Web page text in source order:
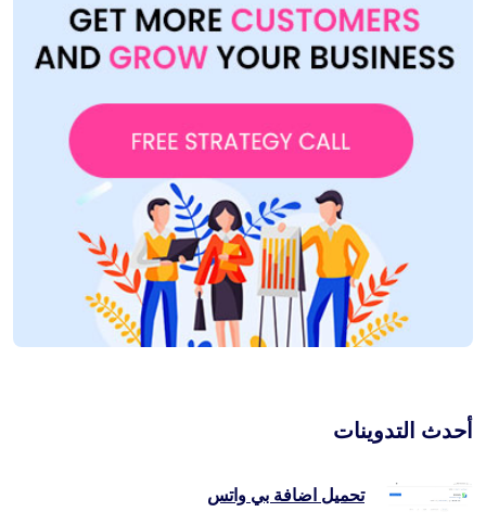
أحدث التدوينات
تحميل اضافة بي واتس